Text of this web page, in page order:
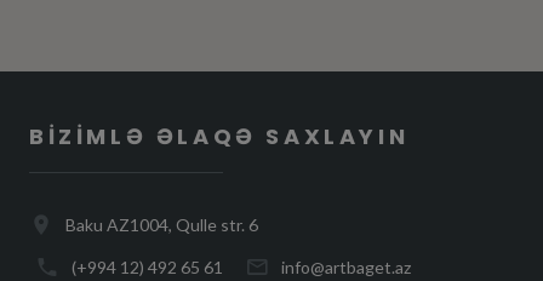
BIZIMLƏ ƏLAQƏ SAXLAYIN
Baku AZ1004, Qulle str. 6
(+994 12) 492 65 61 info@artbaget.az